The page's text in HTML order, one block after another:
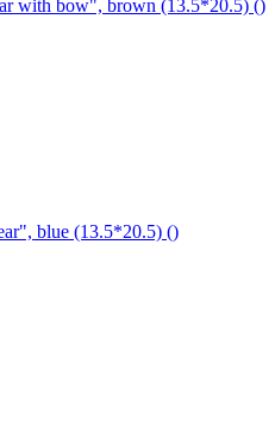
with bow", brown (13.5*20.5) ()
blue (13.5*20.5) ()